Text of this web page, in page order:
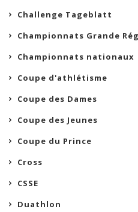
Challenge Tageblatt
Championnats Grande
Championnats nationaux
Coupe d'athlétisme
Coupe des Dames
Coupe des Jeunes
Coupe du Prince
Cross
CSSE
Duathlon